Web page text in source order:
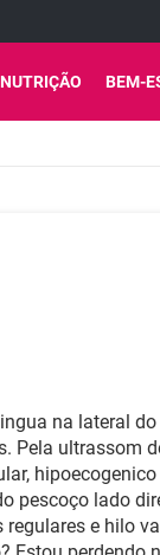
NUTRIÇÃO BEM-
na lateral
Pela ultrassom
pescoço lado
e hilo